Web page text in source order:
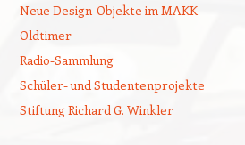
Neue Design-Objekte im MAKK
Oldtimer
Radio-Sammlung
Schüler- und Studentenprojekte
Stiftung Richard G. Winkler